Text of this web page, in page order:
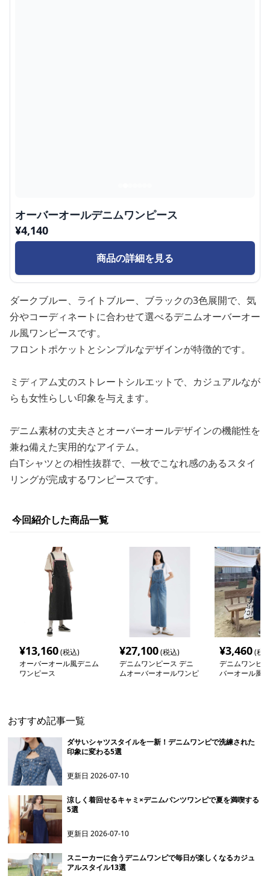
オーバーオールデニムワンピース
¥4,140
商品の詳細を見る
ダークブルー、ライトブルー、ブラックの3色展開で、気
分やコーディネートに合わせて選べるデニムオーバーオー
ル風ワンピースです。
フロントポケットとシンプルなデザインが特徴的です。
ミディアム丈のストレートシルエットで、カジュアルなが
らも女性らしい印象を与えます。
デニム素材の丈夫さとオーバーオールデザインの機能性を
兼ね備えた実用的なアイテム。
白Tシャツとの相性抜群で、一枚でこなれ感のあるスタイ
リングが完成するワンピースです。
今回紹介した商品一覧
¥13,160(税込)
オーバーオール風デニム
ワンピース
¥27,100(税込)
デニムワンピース デニ
ムオーバーオールワンピ
¥3,460(税
デニムワンピ
バーオール風
おすすめ記事一覧
ダサいシャツスタイルを一新！デニムワンピで洗練された
印象に変わる5選
更新日2026-07-10
涼しく着回せるキャミ×デニムパンツワンピで夏を満喫する
5選
更新日2026-07-10
スニーカーに合うデニムワンピで毎日が楽しくなるカジュ
アルスタイル13選